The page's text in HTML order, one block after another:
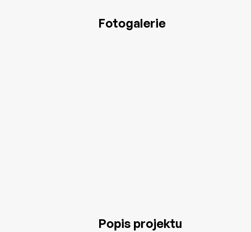
Fotogalerie
Popis projektu